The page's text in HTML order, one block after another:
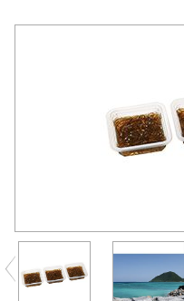
Previous